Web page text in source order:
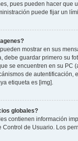
pues pueden hacer que
puede fijar un
mostrar en sus
debe guardar primero su
se encuentren en su PC
de autentificación,
etiqueta es [img].
globales?
contienen información
Control de Usuario. Los